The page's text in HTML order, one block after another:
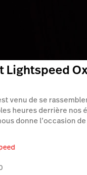
Lightspeed
venu de se
heures derrière nos
donne l’occasion